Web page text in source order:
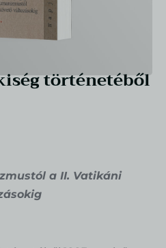
történetéből
a II. Vatikáni
áltermés (hús) 100 g